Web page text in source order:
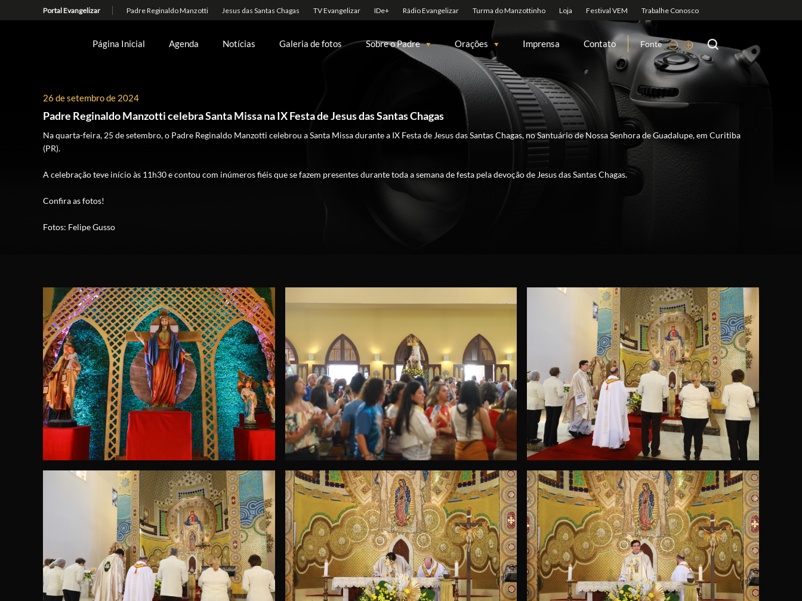
Página Inicial Agenda Notícias Galeria de fotos Sobre o Padre Orações Imprensa Contato Fonte
26 de setembro de 2024
Padre Reginaldo Manzotti celebra Santa Missa na IX Festa de Jesus das Santas Chagas
Na quarta-feira, 25 de setembro, o Padre Reginaldo Manzotti celebrou a Santa Missa durante a IX Festa de Jesus das Santas Chagas, no Santuário de Nossa Senhora de Guadalupe, em Curitiba
(PR).
A celebração teve início às 11h30 e contou com inúmeros fiéis que se fazem presentes durante toda a semana de festa pela devoção de Jesus das Santas Chagas.
Confira as fotos!
Fotos: Felipe Gusso